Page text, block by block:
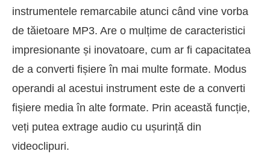
instrumentele remarcabile atunci când vine vorba
de tăietoare MP3. Are o mulțime de caracteristici
impresionante și inovatoare, cum ar fi capacitatea
de a converti fișiere în mai multe formate. Modus
operandi al acestui instrument este de a converti
fișiere media în alte formate. Prin această funcție,
veți putea extrage audio cu ușurință din
videoclipuri.